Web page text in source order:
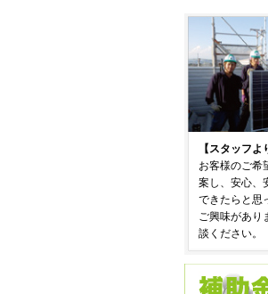
【スタッフよ
お客様のご希
案し、安心、
できたらと思
ご興味があり
談ください。